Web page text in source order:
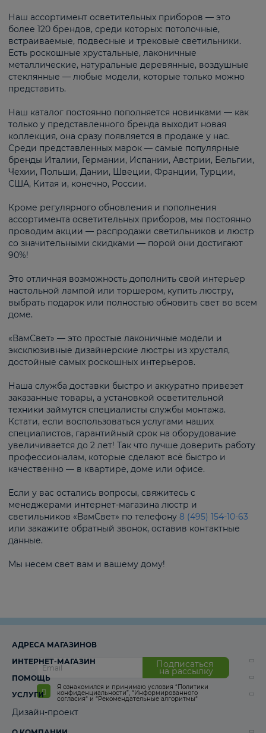
Наш ассортимент осветительных приборов — это
более 120 брендов, среди которых: потолочные,
встраиваемые, подвесные и трековые светильники.
Есть роскошные хрустальные, лаконичные
металлические, натуральные деревянные, воздушные
стеклянные — любые модели, которые только можно
представить.
Наш каталог постоянно пополняется новинками — как
только у представленного бренда выходит новая
коллекция, она сразу появляется в продаже у нас.
Среди представленных марок — самые популярные
бренды Италии, Германии, Испании, Австрии, Бельгии,
Чехии, Польши, Дании, Швеции, Франции, Турции,
США, Китая и, конечно, России.
Кроме регулярного обновления и пополнения
ассортимента осветительных приборов, мы постоянно
проводим акции — распродажи светильников и люстр
со значительными скидками — порой они достигают
90%!
Это отличная возможность дополнить свой интерьер
настольной лампой или торшером, купить люстру,
выбрать подарок или полностью обновить свет во всем
доме.
«ВамСвет» — это простые лаконичные модели и
эксклюзивные дизайнерские люстры из хрусталя,
достойные самых роскошных интерьеров.
Наша служба доставки быстро и аккуратно привезет
заказанные товары, а установкой осветительной
техники займутся специалисты службы монтажа.
Кстати, если воспользоваться услугами наших
специалистов, гарантийный срок на оборудование
увеличивается до 2 лет! Так что лучше доверить работу
профессионалам, которые сделают всё быстро и
качественно — в квартире, доме или офисе.
Если у вас остались вопросы, свяжитесь с
менеджерами интернет-магазина люстр и
светильников «ВамСвет» по телефону 8 (495) 154-10-63
или закажите обратный звонок, оставив контактные
данные.
Мы несем свет вам и вашему дому!
Подписаться
на рассылку
Я ознакомился и принимаю условия “Политики
конфиденциальности”, “Информированного
согласия“ и “Рекомендательные алгоритмы“
АДРЕСА МАГАЗИНОВ
ИНТЕРНЕТ-МАГАЗИН
ПОМОЩЬ
УСЛУГИ
Дизайн-проект